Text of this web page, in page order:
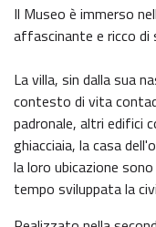
Il Museo è immerso
affascinante e ricco di
La villa, sin dalla sua
contesto di vita
padronale, altri edifici
ghiacciaia, la casa
la loro ubicazione
tempo sviluppata la